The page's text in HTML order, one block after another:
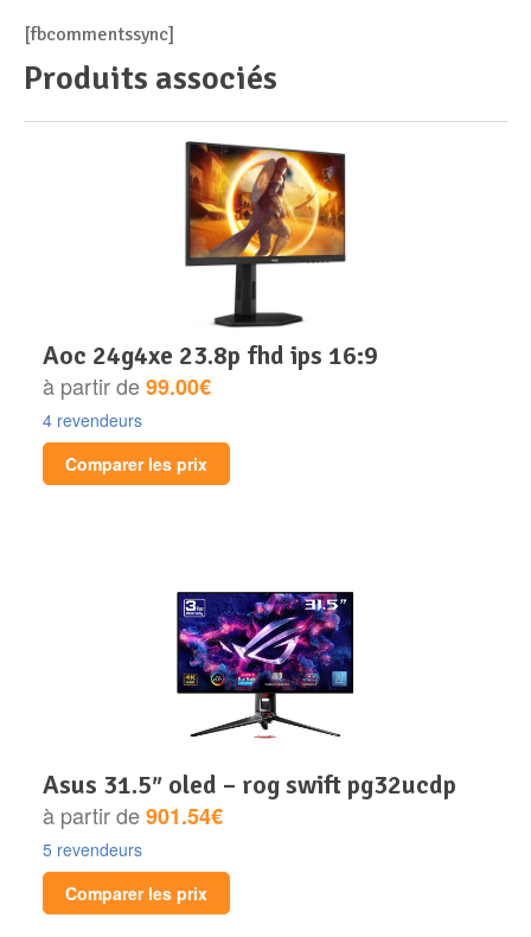
[fbcommentssync]
Produits associés
aoc 24g4xe 23.8p fhd ips 16:9
à partir de99.00€
4 revendeurs
Comparer les prix
asus 31.5″ oled – rog swift pg32ucdp
à partir de901.54€
5 revendeurs
Comparer les prix